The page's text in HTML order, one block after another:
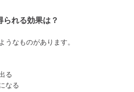
れる効果は？
うなものがあります。
る
なる